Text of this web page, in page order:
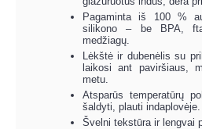
Pagaminta iš 100 %
silikono – be BPA,
medžiagų.
Lėkštė ir dubenėlis su
laikosi ant paviršiaus,
metu.
Atsparūs temperatūrų
šaldyti, plauti indaplovėje.
Švelni tekstūra ir lengvai